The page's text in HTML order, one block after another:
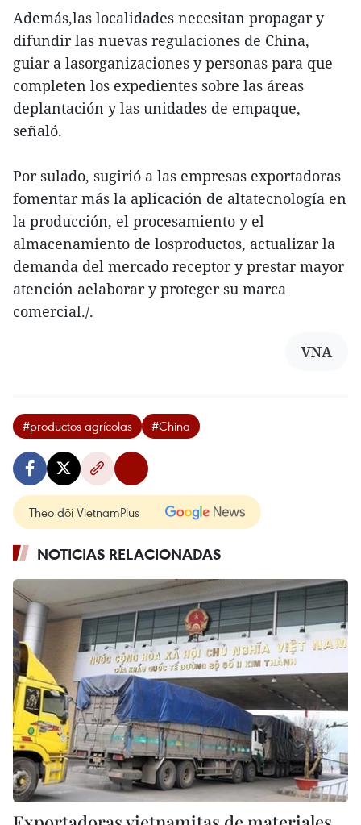
Además,las localidades necesitan propagar y
difundir las nuevas regulaciones de China,
guiar a lasorganizaciones y personas para que
completen los expedientes sobre las áreas
deplantación y las unidades de empaque,
señaló.
Por sulado, sugirió a las empresas exportadoras
fomentar más la aplicación de altatecnología en
la producción, el procesamiento y el
almacenamiento de losproductos, actualizar la
demanda del mercado receptor y prestar mayor
atención aelaborar y proteger su marca
comercial./.
VNA
#productos agrícolas #China
Theo dõi VietnamPlus
NOTICIAS RELACIONADAS